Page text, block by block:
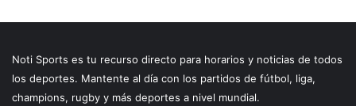
Noti Sports es tu recurso directo para horarios y noticias de todos
los deportes. Mantente al día con los partidos de fútbol, liga,
champions, rugby y más deportes a nivel mundial.